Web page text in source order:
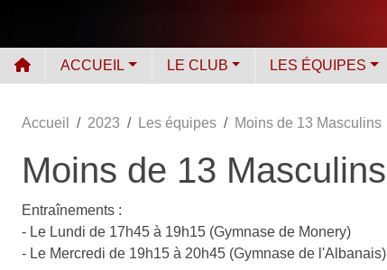
ACCUEIL LE CLUB LES ÉQUIPES
Accueil 2023 Les équipes Moins de 13 Masculins
Moins de 13 Masculins
Entraînements :
- Le Lundi de 17h45 à 19h15 (Gymnase de Monery)
- Le Mercredi de 19h15 à 20h45 (Gymnase de l'Albanais)